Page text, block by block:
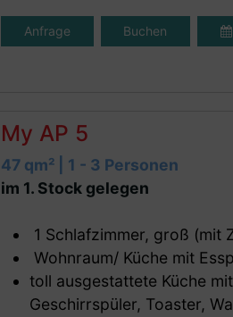
besonders großer Balkon nach
Anfrage Buchen
My AP 5
47 qm² | 1 - 3 Personen
im 1. Stock gelegen
1 Schlafzimmer, groß (mit
Wohnraum/ Küche mit
toll ausgestattete Küche
Geschirrspüler, Toaster,